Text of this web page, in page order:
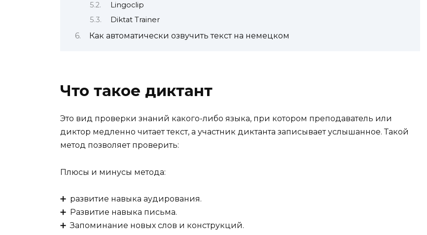
Lingoclip
Diktat Trainer
Как автоматически озвучить текст на немецком
Что такое диктант
Это вид проверки знаний какого-либо языка, при котором преподаватель или
диктор медленно читает текст, а участник диктанта записывает услышанное. Такой
метод позволяет проверить:
Плюсы и минусы метода:
➕ развитие навыка аудирования.
➕ Развитие навыка письма.
➕ Запоминание новых слов и конструкций.